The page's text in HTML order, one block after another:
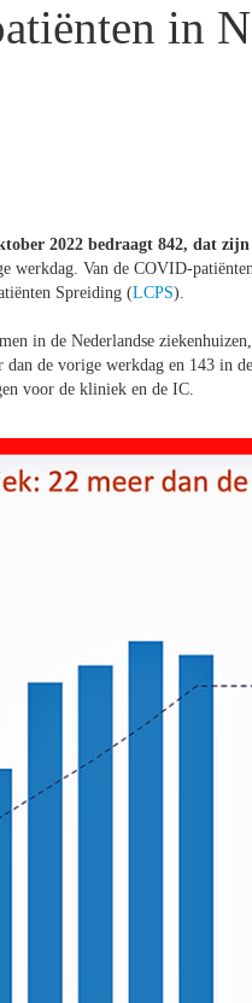
in
2022 bedraagt 842, dat zijn
werkdag. Van de COVID-
Spreiding (LCPS).
in de Nederlandse
de vorige werkdag en 143 in
voor de kliniek en de IC.